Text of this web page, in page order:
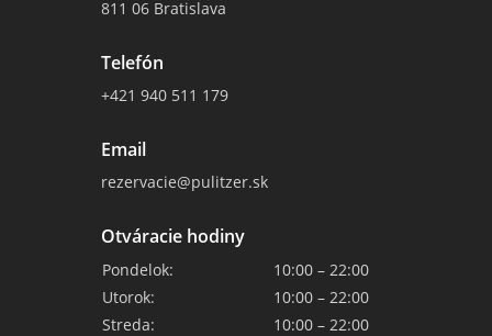
811 06 Bratislava
Telefón
+421 940 511 179
Email
rezervacie@pulitzer.sk
Otváracie hodiny
Pondelok:
10:00 – 22:00
Utorok:
10:00 – 22:00
Streda:
10:00 – 22:00